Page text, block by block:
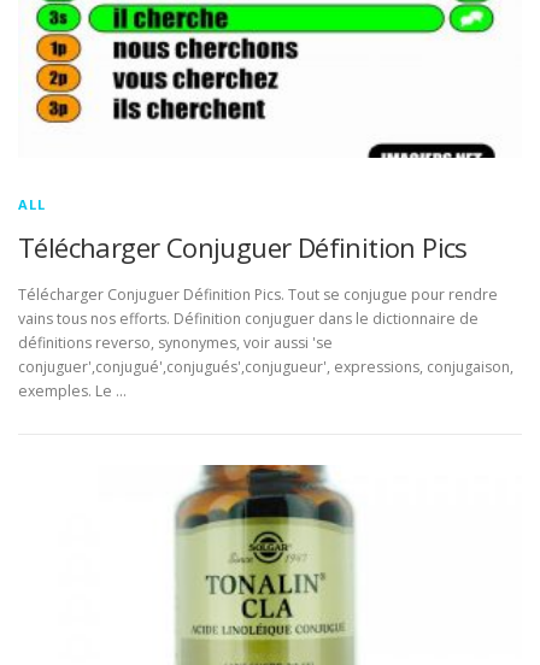
ALL
Télécharger Conjuguer Définition Pics
Télécharger Conjuguer Définition Pics. Tout se conjugue pour rendre
vains tous nos efforts. Définition conjuguer dans le dictionnaire de
définitions reverso, synonymes, voir aussi 'se
conjuguer',conjugué',conjugués',conjugueur', expressions, conjugaison,
exemples. Le …